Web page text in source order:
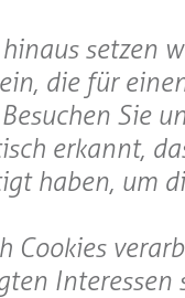
setzen
die für
Sie
erkannt,
haben, um
Cookies
Interessen